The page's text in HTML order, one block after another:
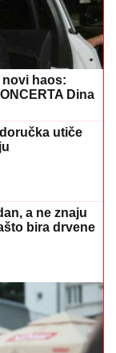
novi haos:
Dina
utiče
a ne znaju
bira drvene